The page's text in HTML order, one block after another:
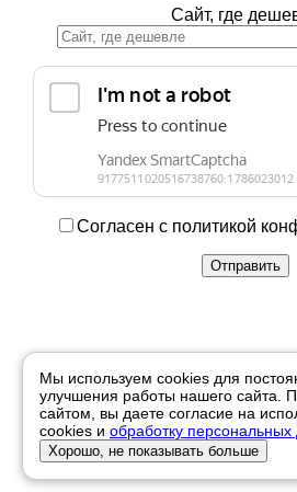
Сайт, где
Согласен с политикой
Купить в 1 клик
Ваше имя
Телефон
Отправить
Мы используем cookies для
улучшения работы нашего сайта.
сайтом, вы даете согласие на
cookies и обработку
Хорошо, не показывать больше